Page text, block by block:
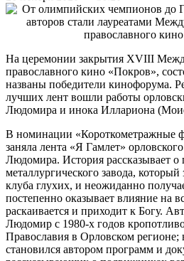
На церемонии закрытия XVIII
православного кино «Покров»,
названы победители кинофорума.
лучших лент вошли работы
Людомира и инока Иллариона
В номинации «Короткометражные
заняла лента «Я Гамлет»
Людомира. История рассказывает о
металлургического завода,
клуба глухих, и неожиданно
постепенно оказывает влияние на
раскаивается и приходит к Богу.
Людомир с 1980-х годов
Православия в Орловском регионе;
становился автором программ и